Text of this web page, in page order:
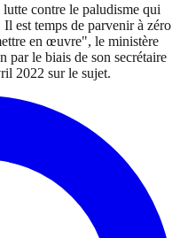
contre le paludisme qui
est temps de parvenir à zéro
en œuvre", le ministère
par le biais de son secrétaire
2022 sur le sujet.